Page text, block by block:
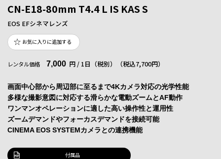
CN-E18-80mm T4.4 L IS KAS S
EOS EFシネマレンズ
お気に入りに追加する
レンタル価格 7,000 円 / 1日（税別） （税込7,700円）
画面中心部から周辺部に至るまで4Kカメラ対応の光学性能
多様な撮影意図に対応する滑らかな電動ズームとAF動作
ワンマンオペレーションに適した高い操作性と運用性
ズームデマンドやフォーカスデマンドを接続可能
CINEMA EOS SYSTEMカメラとの連携機能
付属品